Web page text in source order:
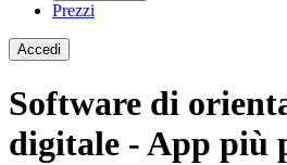
Prezzi
Accedi
Software di
digitale - App più